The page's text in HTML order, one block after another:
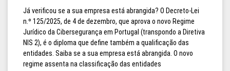
Já verificou se a sua empresa está abrangida? O Decreto-Lei
n.º 125/2025, de 4 de dezembro, que aprova o novo Regime
Jurídico da Cibersegurança em Portugal (transpondo a Diretiva
NIS 2), é o diploma que define também a qualificação das
entidades. Saiba se a sua empresa está abrangida. O novo
regime assenta na classificação das entidades